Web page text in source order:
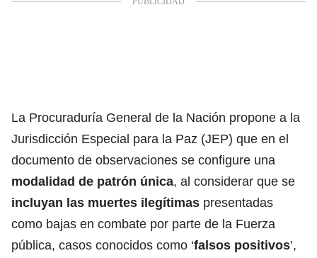
La Procuraduría General de la Nación propone a la
Jurisdicción Especial para la Paz (JEP) que en el
documento de observaciones se configure una
modalidad de patrón única, al considerar que se
incluyan las muertes ilegítimas presentadas
como bajas en combate por parte de la Fuerza
pública, casos conocidos como ‘falsos positivos’,